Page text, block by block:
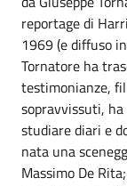
reportage di
1969 (e diffuso
Tornatore ha
testimonianze,
sopravvissuti,
studiare diari e
nata una
Massimo De